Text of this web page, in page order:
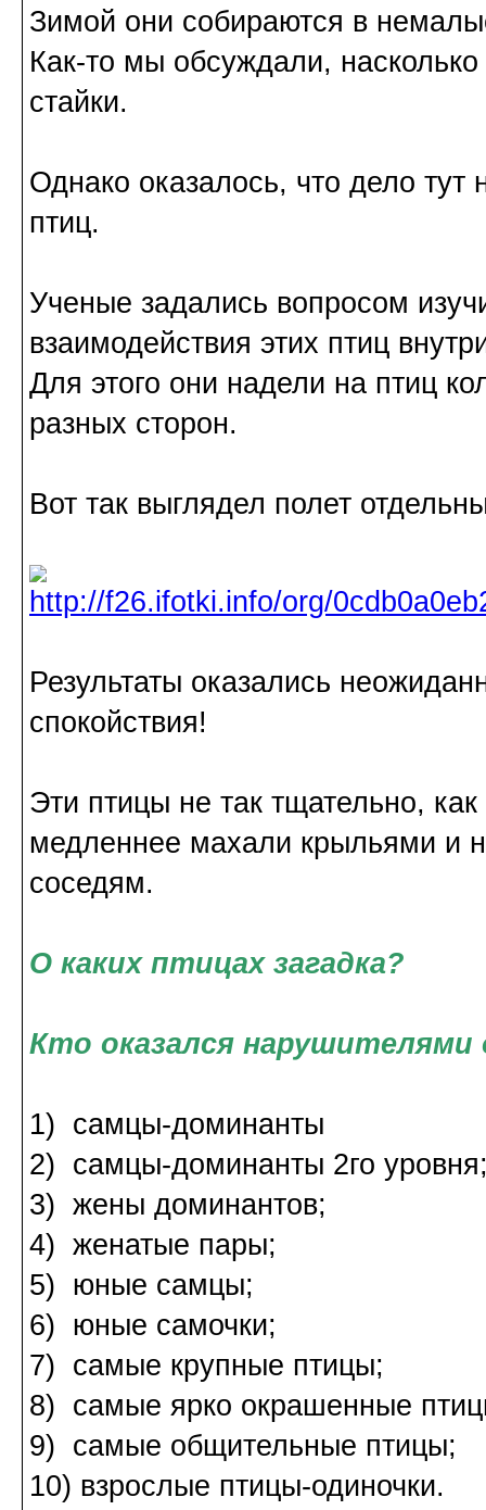
Зимой они собираются в
Как-то мы обсуждали,
стайки.
Однако оказалось, что дело тут
птиц.
Ученые задались вопросом
взаимодействия этих птиц
Для этого они надели на птиц
разных сторон.
Вот так выглядел полет
Результаты оказались
спокойствия!
Эти птицы не так тщательно,
медленнее махали крыльями и
соседям.
О каких птицах загадка?
Кто оказался нарушителями
1) самцы-доминанты
2) самцы-доминанты 2го
3) жены доминантов;
4) женатые пары;
5) юные самцы;
6) юные самочки;
7) самые крупные птицы;
8) самые ярко окрашенные
9) самые общительные птицы;
10) взрослые птицы-одиночки.